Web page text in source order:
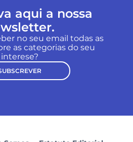
aqui a nossa
no seu email todas as
as categorias do seu
interese?